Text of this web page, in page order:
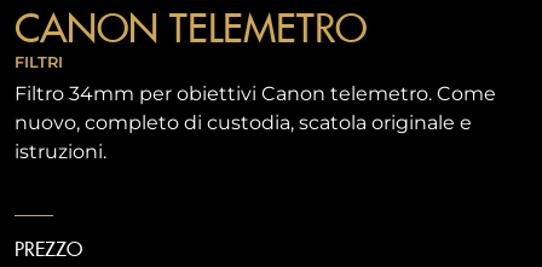
CANON TELEMETRO
FILTRI
Filtro 34mm per obiettivi Canon telemetro. Come
nuovo, completo di custodia, scatola originale e
istruzioni.
PREZZO